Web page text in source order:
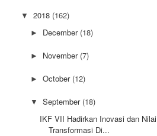
▼ 2018 (162)
► December (18)
► November (7)
► October (12)
▼ September (18)
IKF VII Hadirkan Inovasi dan Nilai
Transformasi Di...